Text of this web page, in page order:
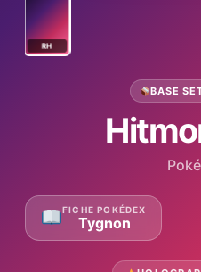
RH
BASE
FICHE POKÉDEX
Tygnon